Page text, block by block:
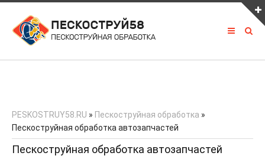
ПОСЛЕДНЕЕ ИЗ ПОРТФОЛИО
КАК С НАМИ СВЯЗАТЬСЯ
PESKOSTRUY58.RU » Пескоструйная обработка »
Пескоструйная обработка автозапчастей
Пескоструйная обработка автозапчастей